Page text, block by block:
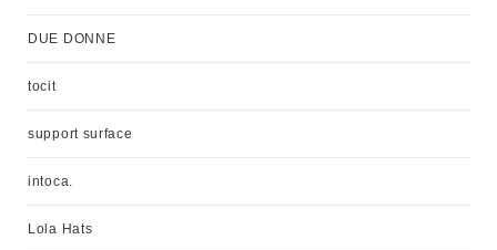
DUE DONNE
tocit
support surface
intoca.
Lola Hats